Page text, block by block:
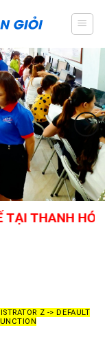
HÓA -
Z -> DEFAULT